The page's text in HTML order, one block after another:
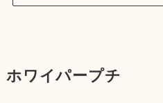
ホワイパープチ